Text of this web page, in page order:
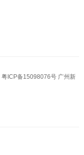
粤ICP备15098076号 广州新